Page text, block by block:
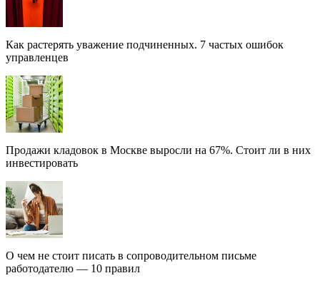
Как растерять уважение подчиненных. 7 частых ошибок
управленцев
Продажи кладовок в Москве выросли на 67%. Стоит ли в них
инвестировать
О чем не стоит писать в сопроводительном письме
работодателю — 10 правил